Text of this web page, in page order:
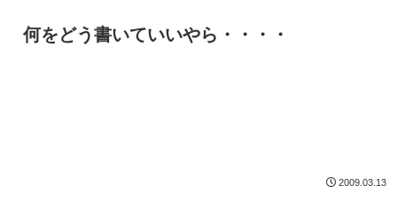
何をどう書いていいやら・・・・
2009.03.13